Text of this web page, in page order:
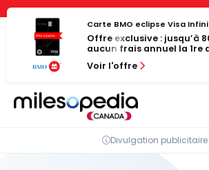
Panneau de gestion des cookies
Passer
contenu
Carte BMO eclipse Visa
Offre exclusive : jusqu’à
aucun frais annuel la 1re
Voir l'offre
Divulgation publicitaire